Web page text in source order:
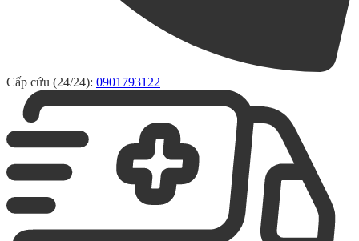
Cấp cứu (24/24): 0901793122